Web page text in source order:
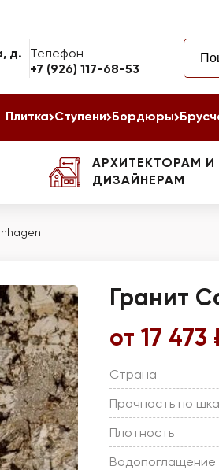
д.
Телефон
+7 (926) 117-68-53
Плитка Ступени Бордюры
АРХИТЕКТОРАМ И
ДИЗАЙНЕРАМ
Гранит
от 17 473
Страна
Прочность по
Плотность
Водопоглащение